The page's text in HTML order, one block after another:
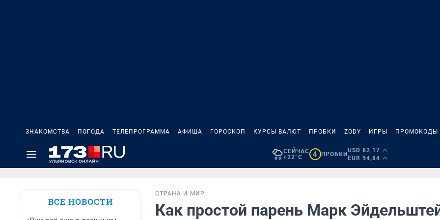
ЗНАКОМСТВА ПОГОДА ТЕЛЕПРОГРАММА АФИША ГОРОСКОП КУРСЫ ВАЛЮТ ПРОБКИ ZODY ИГРЫ ПРОМОКОДЫ
СЕЙЧАС
+22°C
4 ПРОБКИ
USD 82,17
EUR 94,84
ВСЕ НОВОСТИ
СТРАНА И МИР
Как простой парень Марк